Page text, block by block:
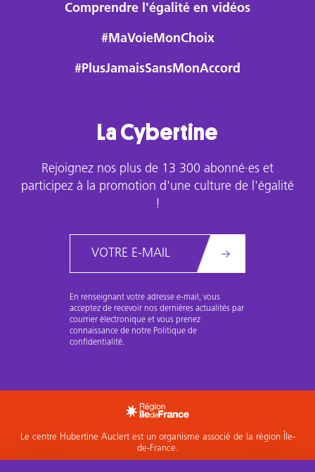
Comprendre l'égalité en vidéos
#MaVoieMonChoix
#PlusJamaisSansMonAccord
La Cybertine
Rejoignez nos plus de 13 300 abonné·es et
participez à la promotion d'une culture de l'égalité
!
En renseignant votre adresse e-mail, vous
acceptez de recevoir nos dernières actualités par
courrier électronique et vous prenez
connaissance de notre Politique de
confidentialité.
Le centre Hubertine Auclert est un organisme associé de la région Île-
de-France.